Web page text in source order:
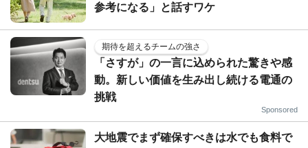
参考になる」と話すワケ
期待を超えるチームの強さ
「さすが」の一言に込められた驚きや感
動。新しい価値を生み出し続ける電通の
挑戦
Sponsored
大地震でまず確保すべきは水でも食料で